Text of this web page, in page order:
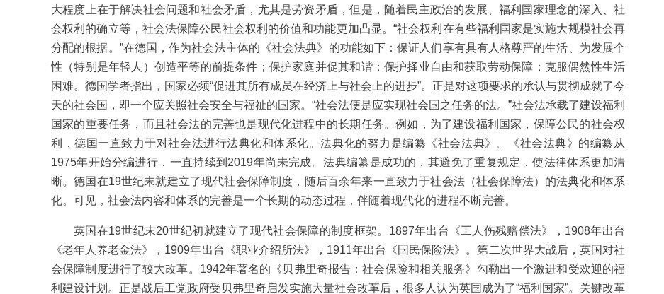
大程度上在于解决社会问题和社会矛盾，尤其是劳资矛盾，但是，随着民主政治的发展、福利国家理念的深入、社
会权利的确立等，社会法保障公民社会权利的价值和功能更加凸显。“社会权利在有些福利国家是实施大规模社会再
分配的根据。”在德国，作为社会法主体的《社会法典》的功能如下：保证人们享有具有人格尊严的生活、为发展个
性（特别是年轻人）创造平等的前提条件；保护家庭并促其和谐；保护择业自由和获取劳动保障；克服偶然性生活
困难。德国学者指出，国家必须“促进其所有成员在经济上与社会上的进步”。正是对这项要求的承认与贯彻成就了今
天的社会国，即一个应关照社会安全与福祉的国家。“社会法便是应实现社会国之任务的法。”社会法承载了建设福利
国家的重要任务，而且社会法的完善也是现代化进程中的长期任务。例如，为了建设福利国家，保障公民的社会权
利，德国一直致力于对社会法进行法典化和体系化。法典化的努力是编纂《社会法典》。《社会法典》的编纂从
1975年开始分编进行，一直持续到2019年尚未完成。法典编纂是成功的，其避免了重复规定，使法律体系更加清
晰。德国在19世纪末就建立了现代社会保障制度，随后百余年来一直致力于社会法（社会保障法）的法典化和体系
化。可见，社会法内容和体系的完善是一个长期的动态过程，伴随着现代化的进程不断完善。
英国在19世纪末20世纪初就建立了现代社会保障的制度框架。1897年出台《工人伤残赔偿法》，1908年出台
《老年人养老金法》，1909年出台《职业介绍所法》，1911年出台《国民保险法》。第二次世界大战后，英国对社
会保障制度进行了较大改革。1942年著名的《贝弗里奇报告：社会保险和相关服务》勾勒出一个激进和受欢迎的福
利建设计划。正是战后工党政府受贝弗里奇启发实施大量社会改革后，很多人认为英国成为了“福利国家”。关键改革